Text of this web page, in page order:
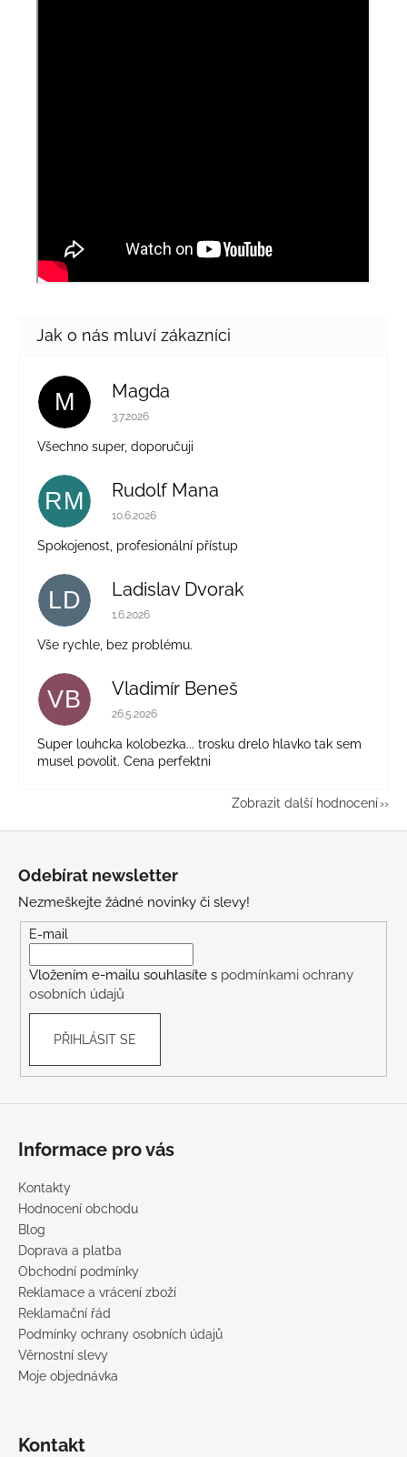
M Magda
Hodnocení obchodu je 5 z 5 hvězdiček.
3.7.2026
Všechno super, doporučuji
RM Rudolf Mana
Hodnocení obchodu je 5 z 5 hvězdiček.
10.6.2026
Spokojenost, profesionální přístup
LD Ladislav Dvorak
Hodnocení obchodu je 5 z 5 hvězdiček.
1.6.2026
Vše rychle, bez problému.
VB Vladimír Beneš
Hodnocení obchodu je 5 z 5 hvězdiček.
26.5.2026
Super louhcka kolobezka... trosku drelo hlavko tak sem
musel povolit. Cena perfektni
Zobrazit další hodnocení
Odebírat newsletter
Nezmeškejte žádné novinky či slevy!
E-mail
Vložením e-mailu souhlasíte s podmínkami ochrany
osobních údajů
PŘIHLÁSIT SE
Informace pro vás
Kontakty
Hodnocení obchodu
Blog
Doprava a platba
Obchodní podmínky
Reklamace a vrácení zboží
Reklamační řád
Podmínky ochrany osobních údajů
Věrnostní slevy
Moje objednávka
Kontakt